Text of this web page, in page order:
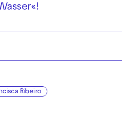
Ribeiro